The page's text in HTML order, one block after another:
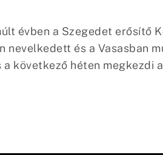
évben a Szegedet erősítő
nevelkedett és a Vasasban
a következő héten megkezdi